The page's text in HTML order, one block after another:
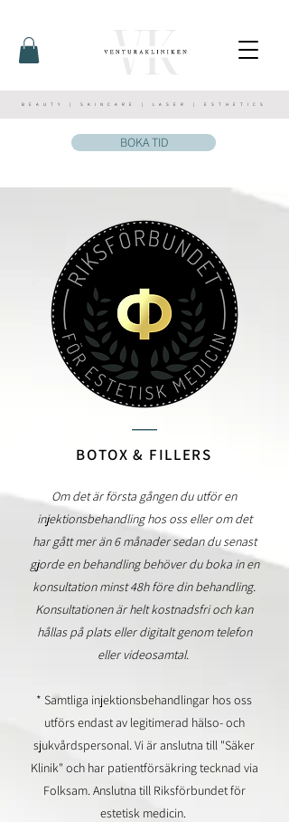
BEAUTY | SKINCARE | LASER | ESTHETICS
BOKA TID
__
BOTOX& FILLERS
Om det är första gången du utför en
injektionsbehandling hos oss eller om det
har gått mer än 6 månader sedan du senast
gjorde en behandling behöver du boka in en
konsultation minst 48h före din behandling.
Konsultationen är helt kostnadsfri och kan
hållas på plats eller digitalt genom telefon
eller videosamtal.
* Samtliga injektionsbehandlingar hos oss
utförs endast av legitimerad hälso- och
sjukvårdspersonal. Vi är anslutna till "Säker
Klinik" och har patientförsäkring tecknad via
Folksam. Anslutna till Riksförbundet för
estetisk medicin.